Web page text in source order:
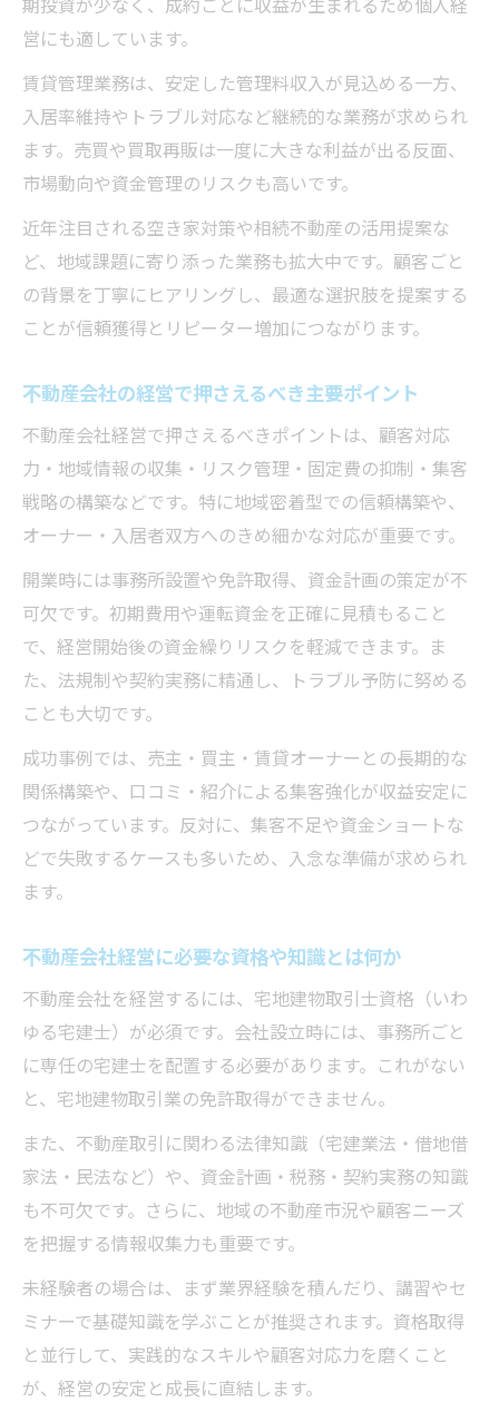
は
資産形成に強い不動産会社経営の魅力解説
不動産会社経営で失敗しないためのポイン
不動産会社経営のリターンを最大化する方
法
不動産会社経営で直面する課題とその対策
リスクと収益性で比較する不動産業務選択
術
固定費を抑えて安定収益を生む方法
不動産会社経営で固定費削減する実践ノウ
ハウ
不動産会社経営のコスト最適化と収益力強
化
不動産会社経営の効率化で利益率を上げる
方法
固定費を抑えた不動産会社経営の実例紹介
不動産会社経営で安定収益を生む仕組み作
期投資が少なく、成約ごとに収益が生まれるため個人経
営にも適しています。
賃貸管理業務は、安定した管理料収入が見込める一方、
入居率維持やトラブル対応など継続的な業務が求められ
ます。売買や買取再販は一度に大きな利益が出る反面、
市場動向や資金管理のリスクも高いです。
近年注目される空き家対策や相続不動産の活用提案な
ど、地域課題に寄り添った業務も拡大中です。顧客ごと
の背景を丁寧にヒアリングし、最適な選択肢を提案する
ことが信頼獲得とリピーター増加につながります。
不動産会社の経営で押さえるべき主要ポイント
不動産会社経営で押さえるべきポイントは、顧客対応
力・地域情報の収集・リスク管理・固定費の抑制・集客
戦略の構築などです。特に地域密着型での信頼構築や、
オーナー・入居者双方へのきめ細かな対応が重要です。
開業時には事務所設置や免許取得、資金計画の策定が不
可欠です。初期費用や運転資金を正確に見積もること
で、経営開始後の資金繰りリスクを軽減できます。ま
た、法規制や契約実務に精通し、トラブル予防に努める
ことも大切です。
成功事例では、売主・買主・賃貸オーナーとの長期的な
関係構築や、口コミ・紹介による集客強化が収益安定に
つながっています。反対に、集客不足や資金ショートな
どで失敗するケースも多いため、入念な準備が求められ
ます。
不動産会社経営に必要な資格や知識とは何か
不動産会社を経営するには、宅地建物取引士資格（いわ
ゆる宅建士）が必須です。会社設立時には、事務所ごと
に専任の宅建士を配置する必要があります。これがない
と、宅地建物取引業の免許取得ができません。
また、不動産取引に関わる法律知識（宅建業法・借地借
家法・民法など）や、資金計画・税務・契約実務の知識
も不可欠です。さらに、地域の不動産市況や顧客ニーズ
を把握する情報収集力も重要です。
未経験者の場合は、まず業界経験を積んだり、講習やセ
ミナーで基礎知識を学ぶことが推奨されます。資格取得
と並行して、実践的なスキルや顧客対応力を磨くこと
が、経営の安定と成長に直結します。